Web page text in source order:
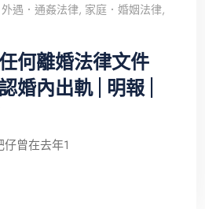
外遇．通姦法律, 家庭．婚姻法律,
何離婚法律文件
婚內出軌 | 明報 |
曾在去年1